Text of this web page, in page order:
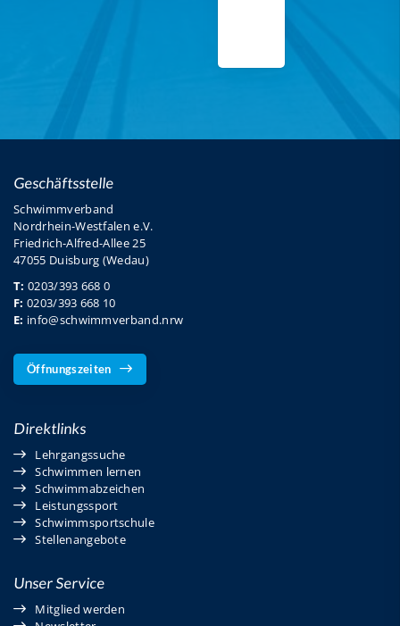
Geschäftsstelle
Schwimmverband
Nordrhein-Westfalen e.V.
Friedrich-Alfred-Allee 25
47055 Duisburg (Wedau)
T: 0203/393 668 0
F: 0203/393 668 10
E: info@schwimmverband.nrw
Öffnungszeiten
Direktlinks
Lehrgangssuche
Schwimmen lernen
Schwimmabzeichen
Leistungssport
Schwimmsportschule
Stellenangebote
Unser Service
Mitglied werden